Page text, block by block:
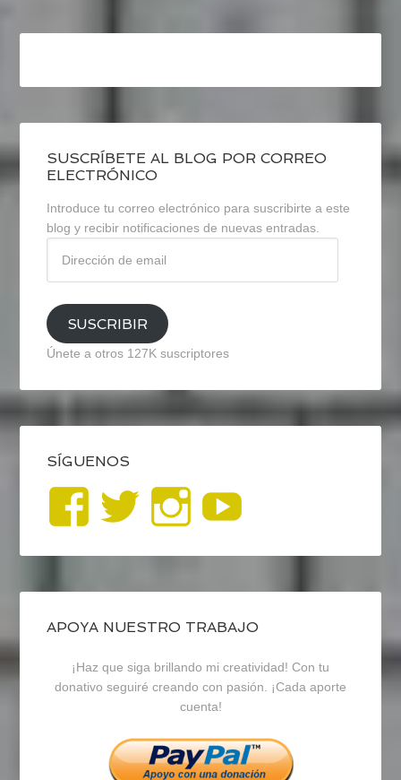
SUSCRÍBETE AL BLOG POR CORREO
ELECTRÓNICO
Introduce tu correo electrónico para suscribirte a este
blog y recibir notificaciones de nuevas entradas.
email
SUSCRIBIR
Únete a otros 127K suscriptores
SÍGUENOS
Ver
perfil
de
blogrecursosep
en
Facebook
Ver
perfil
de
recursosep
en
Twitter
Ver
perfil
de
recursosep
en
Instagram
APOYA NUESTRO TRABAJO
¡Haz que siga brillando mi creatividad! Con tu
donativo seguiré creando con pasión. ¡Cada aporte
cuenta!